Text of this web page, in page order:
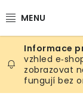
na
Výrobky
Místnosti
vzhled
zobrazovat
fungují bez